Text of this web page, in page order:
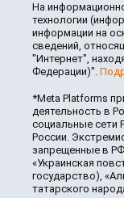
На
технологии
информации на
сведений,
"Интернет",
Федерации)".
*Meta Platforms
деятельность в
социальные сети
России.
запрещенные в
«Украинская
государство),
татарского